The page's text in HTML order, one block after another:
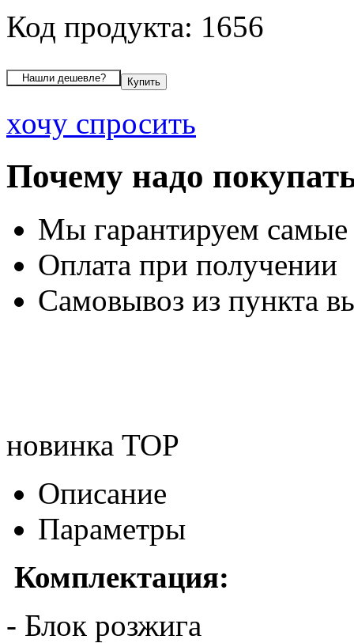
Код продукта: 1656
хочу спросить
Почему надо
Мы гарантируем
Оплата при получении
Самовывоз из пункта
новинка TOP
Описание
Параметры
Комплектация:
- Блок розжига